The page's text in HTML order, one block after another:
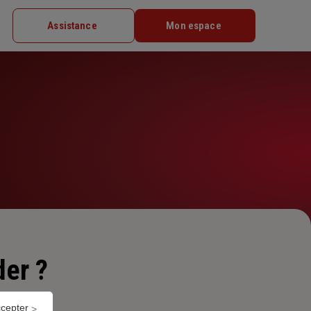
Assistance Mon espace
?